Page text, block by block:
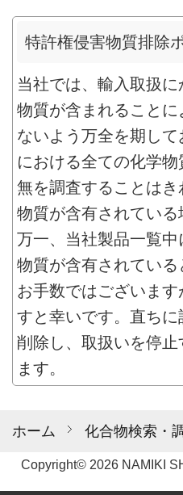
ホーム 化合物検索・
特許権侵害物質排除
当社では、輸入取扱
物質が含まれること
ないよう万全を期し
における全ての化学
無を調査することは
物質が含有されている
万一、当社製品一覧
物質が含有されている
お手数ではございま
すと幸いです。直ち
削除し、取扱いを停
ます。
Copyright© 2026 NAMIKI